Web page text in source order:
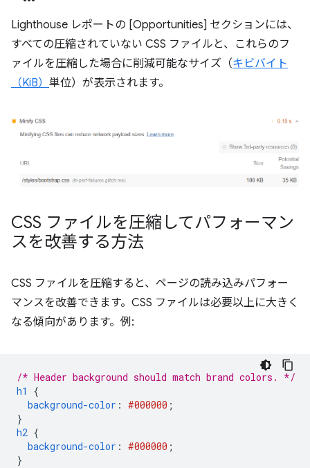
Lighthouse レポートの [Opportunities] セクションには、
すべての圧縮されていない CSS ファイルと、これらのフ
ァイルを圧縮した場合に削減可能なサイズ（キビバイト
（KiB） 単位）が表示されます。
CSS ファイルを圧縮してパフォーマン
スを改善する方法
CSS ファイルを圧縮すると、ページの読み込みパフォー
マンスを改善できます。CSS ファイルは必要以上に大きく
なる傾向があります。例:
/* Header background should match brand colors. */
h1
{
background-color : #000000 ;
}
h2 {
background-color : #000000 ;
}